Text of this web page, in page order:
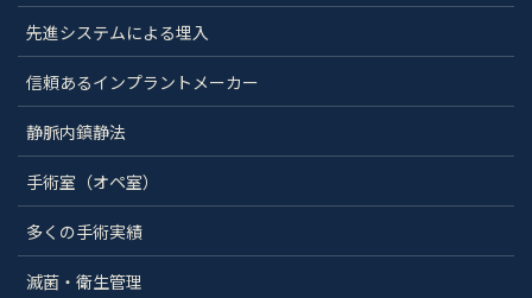
先進システムによる埋入
信頼あるインプラントメーカー
静脈内鎮静法
手術室（オペ室）
多くの手術実績
滅菌・衛生管理